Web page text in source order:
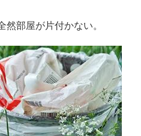
然部屋が片付かない。